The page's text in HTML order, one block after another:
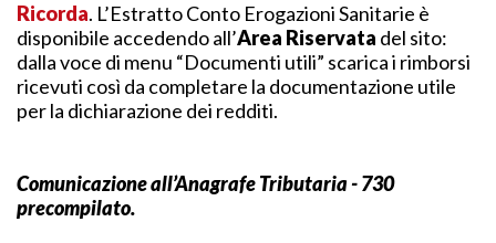
Ricorda. L’Estratto Conto Erogazioni Sanitarie è
disponibile accedendo all’Area Riservata del sito:
dalla voce di menu “Documenti utili” scarica i rimborsi
ricevuti così da completare la documentazione utile
per la dichiarazione dei redditi.
Comunicazione all’Anagrafe Tributaria - 730
precompilato.